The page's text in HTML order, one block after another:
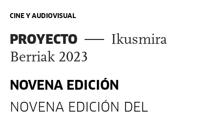
CINE Y AUDIOVISUAL
PROYECTO
Ikusmira
Berriak 2023
NOVENA EDICIÓN
NOVENA EDICIÓN DEL